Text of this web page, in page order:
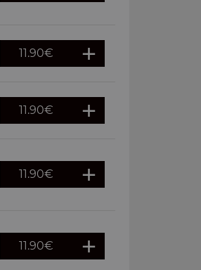
11.90€
11.90€
11.90€
11.90€